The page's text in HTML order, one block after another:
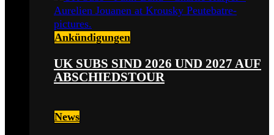
Ankündigungen
UK SUBS SIND 2026 UND 2027 AUF
ABSCHIEDSTOUR
News